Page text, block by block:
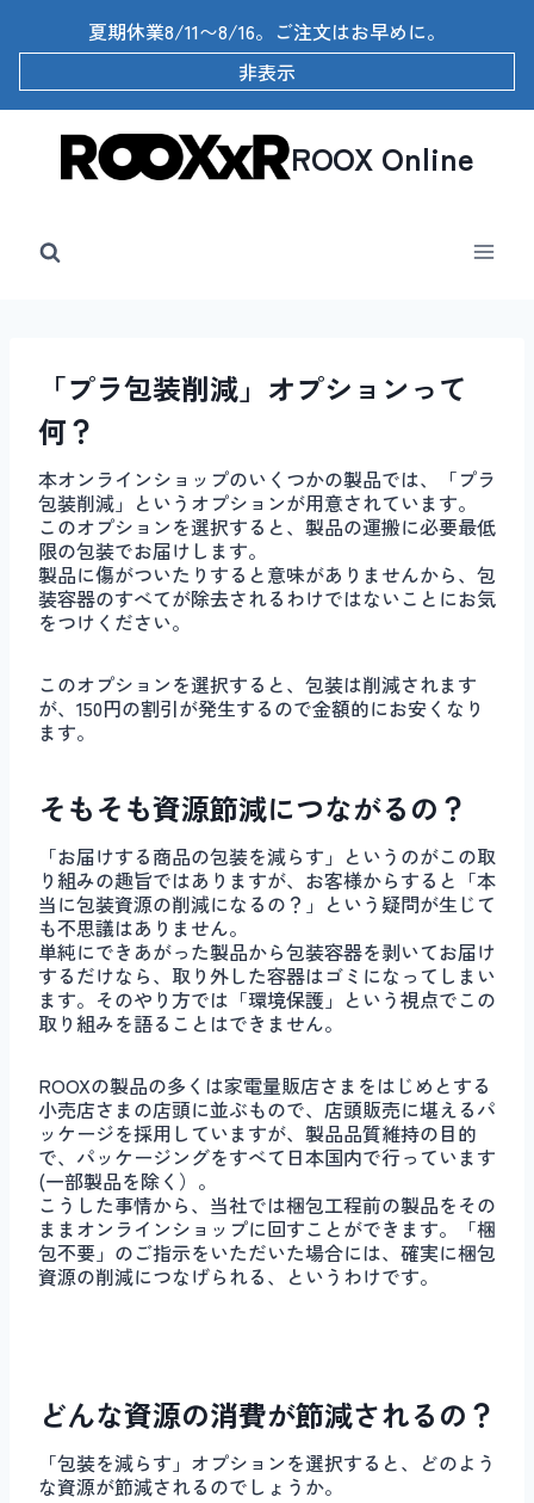
キ
夏期休業8/11〜8/16。ご注文はお早めに。
非表示
ROOX Online
「プラ包装削減」オプションって
何？
本オンラインショップのいくつかの製品では、「プラ
包装削減」というオプションが用意されています。
このオプションを選択すると、製品の運搬に必要最低
限の包装でお届けします。
製品に傷がついたりすると意味がありませんから、包
装容器のすべてが除去されるわけではないことにお気
をつけください。
このオプションを選択すると、包装は削減されます
が、150円の割引が発生するので金額的にお安くなり
ます。
そもそも資源節減につながるの？
「お届けする商品の包装を減らす」というのがこの取
り組みの趣旨ではありますが、お客様からすると「本
当に包装資源の削減になるの？」という疑問が生じて
も不思議はありません。
単純にできあがった製品から包装容器を剥いてお届け
するだけなら、取り外した容器はゴミになってしまい
ます。そのやり方では「環境保護」という視点でこの
取り組みを語ることはできません。
ROOXの製品の多くは家電量販店さまをはじめとする
小売店さまの店頭に並ぶもので、店頭販売に堪えるパ
ッケージを採用していますが、製品品質維持の目的
で、パッケージングをすべて日本国内で行っています
(一部製品を除く）。
こうした事情から、当社では梱包工程前の製品をその
ままオンラインショップに回すことができます。「梱
包不要」のご指示をいただいた場合には、確実に梱包
資源の削減につなげられる、というわけです。
どんな資源の消費が節減されるの？
「包装を減らす」オプションを選択すると、どのよう
な資源が節減されるのでしょうか。